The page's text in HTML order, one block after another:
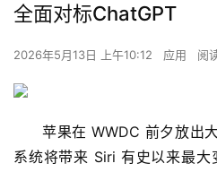
全面对标ChatGPT
2026年5月13日 上午10:12 应用 阅
苹果在 WWDC 前夕放
系统将带来 Siri 有史以来最